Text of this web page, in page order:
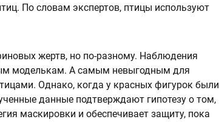
По словам экспертов, птицы используют
жертв, но по-разному. Наблюдения
моделькам. А самым невыгодным для
Однако, когда у красных фигурок были
данные подтверждают гипотезу о том,
маскировки и обеспечивает защиту, пока